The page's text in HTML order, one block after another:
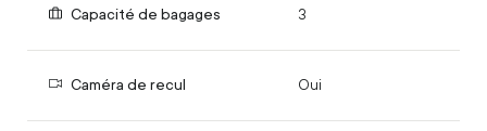
Capacité de bagages 3
Caméra de recul Oui